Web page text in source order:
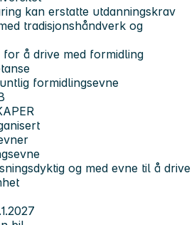
kan erstatte utdanningskrav
tradisjonshåndverk og
for å drive med formidling
formidlingsevne
og med evne til å drive